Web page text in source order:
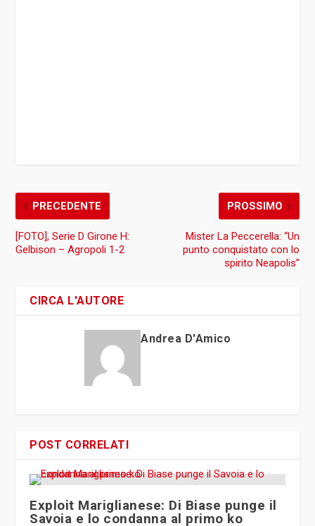
PRECEDENTE
[FOTO], Serie D Girone H:
Gelbison – Agropoli 1-2
PROSSIMO
Mister La Peccerella: “Un
punto conquistato con lo
spirito Neapolis”
CIRCA L'AUTORE
Andrea D'Amico
POST CORRELATI
Exploit Mariglianese: Di Biase punge il
Savoia e lo condanna al primo ko